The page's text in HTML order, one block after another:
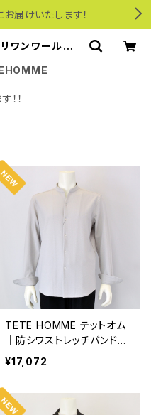
お届けいたします！
ンワールドオ
！
TETE HOMME テットオム
｜防シワストレッチバンドカ
ラーシャツ 軽量 防シワ 洗
濯機OK メンズ 102625701
¥17,072